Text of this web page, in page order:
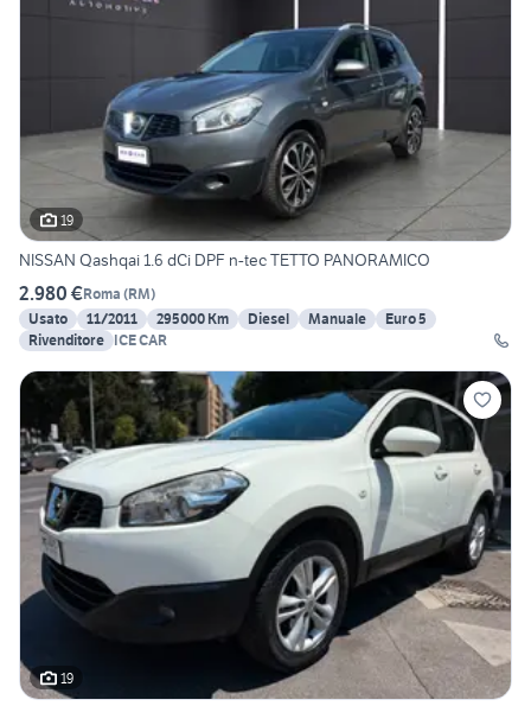
19
NISSAN Qashqai 1.6 dCi DPF n-tec TETTO PANORAMICO
2.980 €Roma (RM)
Usato
11/2011 295000 Km Diesel Manuale
Euro 5
Rivenditore ICE CAR
19